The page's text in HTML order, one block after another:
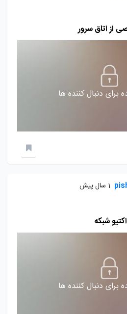
از اتاق سرور
برای دنبال کننده ها
1 سال پیش
شبکه
برای دنبال کننده ها